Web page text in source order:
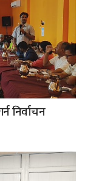
निर्वाचन